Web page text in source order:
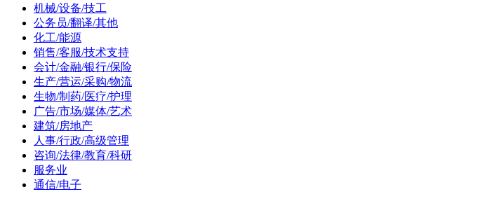
机械/设备/技工
公务员/翻译/其他
化工/能源
销售/客服/技术支持
会计/金融/银行/保险
生产/营运/采购/物流
生物/制药/医疗/护理
广告/市场/媒体/艺术
建筑/房地产
人事/行政/高级管理
咨询/法律/教育/科研
服务业
通信/电子